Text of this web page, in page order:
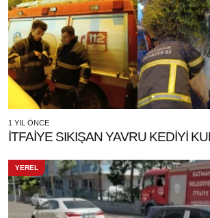
1 YIL ÖNCE
İTFAİYE SIKIŞAN YAVRU KEDİYİ
YEREL